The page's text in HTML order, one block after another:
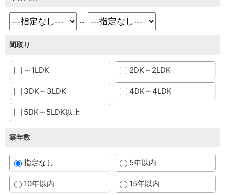
～
間取り
～1LDK 2DK～2LDK
3DK～3LDK 4DK～4LDK
5DK～5LDK以上
築年数
指定なし 5年以内
10年以内 15年以内